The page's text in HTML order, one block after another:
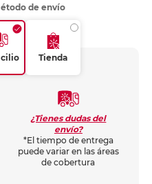
de envío
Tienda
¿Tienes dudas del
envío?
*El tiempo de entrega
puede variar en las áreas
de cobertura